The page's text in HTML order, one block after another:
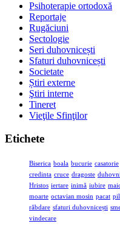
Psihoterapie ortodoxă
Reportaje
Rugăciuni
Sectologie
Seri duhovnicești
Sfaturi duhovnicești
Societate
Știri externe
Ştiri interne
Tineret
Vieţile Sfinţilor
Etichete
Biserica boala bucurie casatorie
credinta cruce dragoste
Hristos iertare inimă iubire
moarte octavian mosin pacat
răbdare sfaturi duhovnicești
vindecare